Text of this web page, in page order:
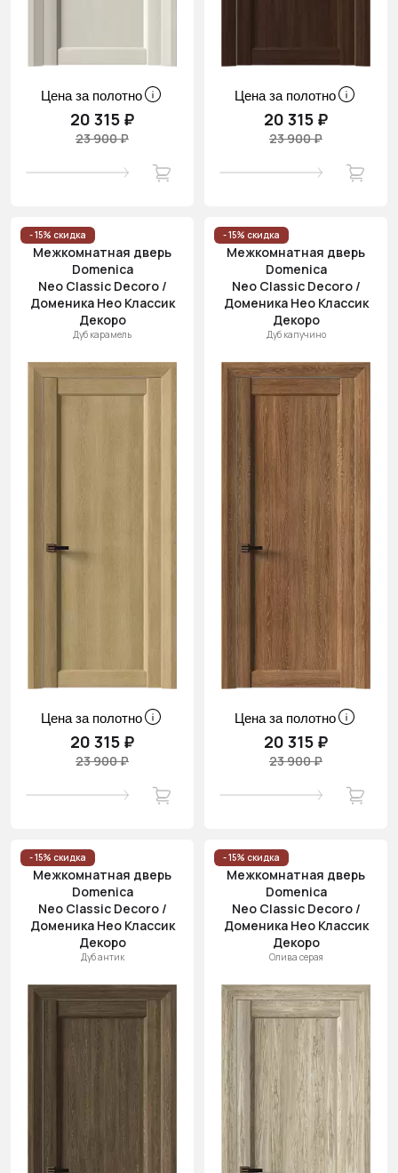
Цена за полотно
20 315 ₽
23 900 ₽
Цена за полотно
20 315 ₽
23 900 ₽
- 15% скидка
Межкомнатная дверь
Domenica
Neo Classic Decoro /
Доменика Нео Классик
Декоро
Дуб карамель
Цена за полотно
20 315 ₽
23 900 ₽
- 15% скидка
Межкомнатная дверь
Domenica
Neo Classic Decoro /
Доменика Нео Классик
Декоро
Дуб капучино
Цена за полотно
20 315 ₽
23 900 ₽
- 15% скидка
Межкомнатная дверь
Domenica
Neo Classic Decoro /
Доменика Нео Классик
Декоро
Дуб антик
- 15% скидка
Межкомнатная дверь
Domenica
Neo Classic Decoro /
Доменика Нео Классик
Декоро
Олива серая